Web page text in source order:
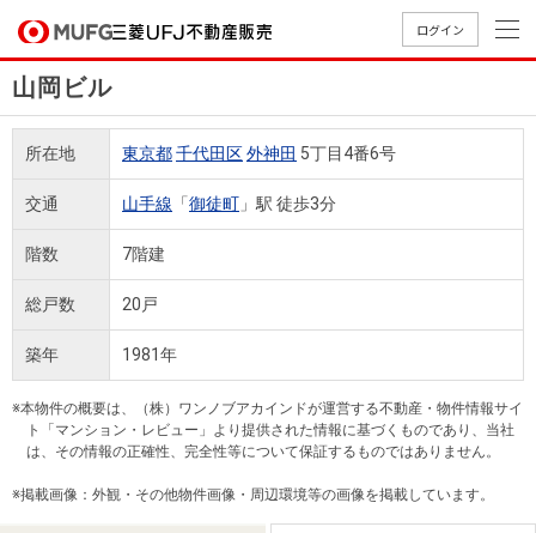
ログイン
買いたいTOP
中古
マン
ショ
ンを
新
築・
中古
一戸
建て
売りたいTOP
無
料
査
定
売
却
相
談
AI
店舗案内TOP
店舗のご
案内（首
都圏）
店舗のご
案内（名
古屋）
店舗のご
案内（関
西）
会社情報TOP
ごあいさ
つ
会社概
要
MUFG
Way
ョン
組織図
覧
採用情報TOP
新卒採用
情報
キャリア
採用情報
買いたい
売りたい
店舗案内
会社情報
採用情報
法人のお客さま
山岡ビル
所在地 東京都千代田区外神田 5丁目4番6号
交通 山手線 「御徒町 」駅 徒歩3分
階数 7階建
総戸数 20戸
築年 1981年
※本物件の概要は、（株）ワンノブアカインドが運営する不動産・物件情報サイ
ト「マンション・レビュー」より提供された情報に基づくものであり、当社
は、その情報の正確性、完全性等について保証するものではありません。
※掲載画像：外観・その他物件画像・周辺環境等の画像を掲載しています。